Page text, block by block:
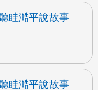
眭澔平說故事
眭澔平說故事